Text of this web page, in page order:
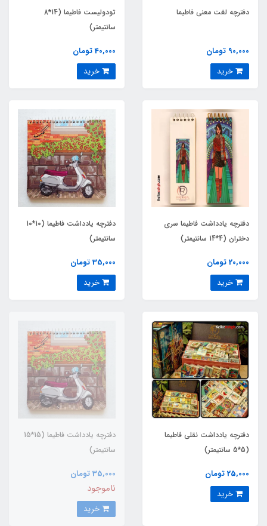
دفترچه لغت معنی فاطیما
90,000 تومان
تودولیست فاطیما (14*8
سانتیمتر)
40,000 تومان
دفترچه یادداشت فاطیما سری
دختران (4*14 سانتیمتر)
20,000 تومان
دفترچه یادداشت فاطیما (10*10
سانتیمتر)
35,000 تومان
دفترچه یادداشت نقلی فاطیما
(5*5 سانتیمتر)
25,000 تومان
دفترچه یادداشت فاطیما (15*15
سانتیمتر)
35,000 تومان
ناموجود